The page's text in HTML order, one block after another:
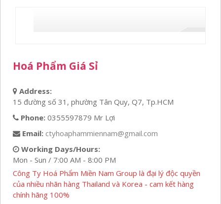
Hoá Phẩm Giá Sỉ
Address:
15 đường số 31, phường Tân Quy, Q7, Tp.HCM
Phone: 0355597879 Mr Lợi
Email: ctyhoaphammiennam@gmail.com
Working Days/Hours:
Mon - Sun / 7:00 AM - 8:00 PM
Công Ty Hoá Phẩm Miền Nam Group là đại lý độc quyền
của nhiều nhãn hàng Thailand và Korea - cam kết hàng
chính hãng 100%